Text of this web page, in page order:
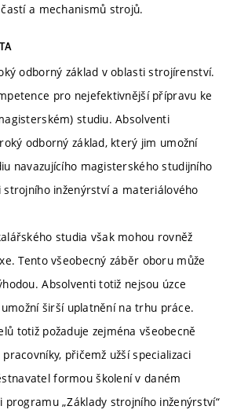
a mechanismů strojů.
odborný základ v oblasti strojírenství.
pro nejefektivnější přípravu ke
studiu. Absolventi
odborný základ, který jim umožní
navazujícího magisterského studijního
inženýrství a materiálového
studia však mohou rovněž
Tento všeobecný záběr oboru může
Absolventi totiž nejsou úzce
širší uplatnění na trhu práce.
totiž požaduje zejména všeobecně
přičemž užší specializaci
formou školení v daném
programu „Základy strojního inženýrství“